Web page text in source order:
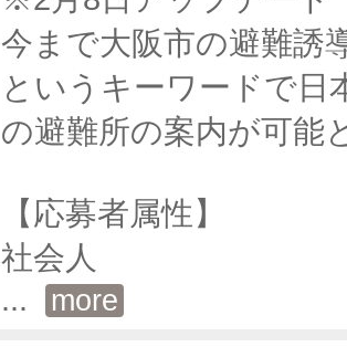
今まで大阪市の避難誘
というキーワードで日
の避難所の案内が可能
【応募者属性】
...
more